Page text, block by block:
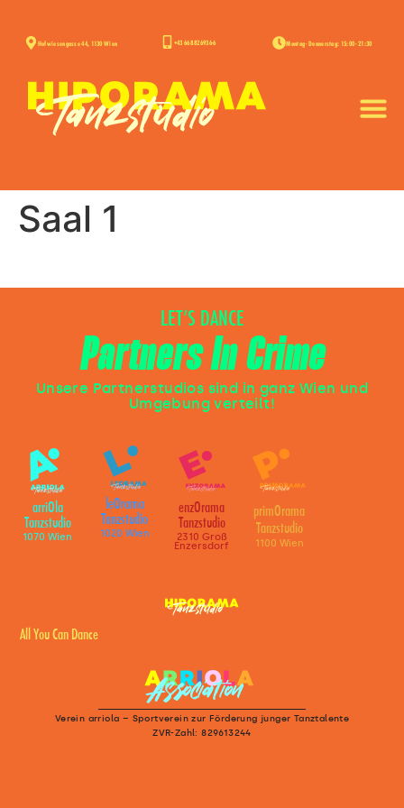
Hofwiesengasse 44, 1130 Wien +43 668 826936-6 Montag - Donnerstag: 15:00 - 21:30
Saal 1
LET’S DANCE
Partners In Crime
Unsere Partnerstudios sind in ganz Wien und
Umgebung verteilt!
arriOla
Tanzstudio
1070 Wien
leOrama
Tanzstudio
1020 Wien
enzOrama
Tanzstudio
2310 Groß
Enzersdorf
primOrama
Tanzstudio
1100 Wien
All You Can Dance
Verein arriola – Sportverein zur Förderung junger Tanztalente
ZVR-Zahl: 829613244